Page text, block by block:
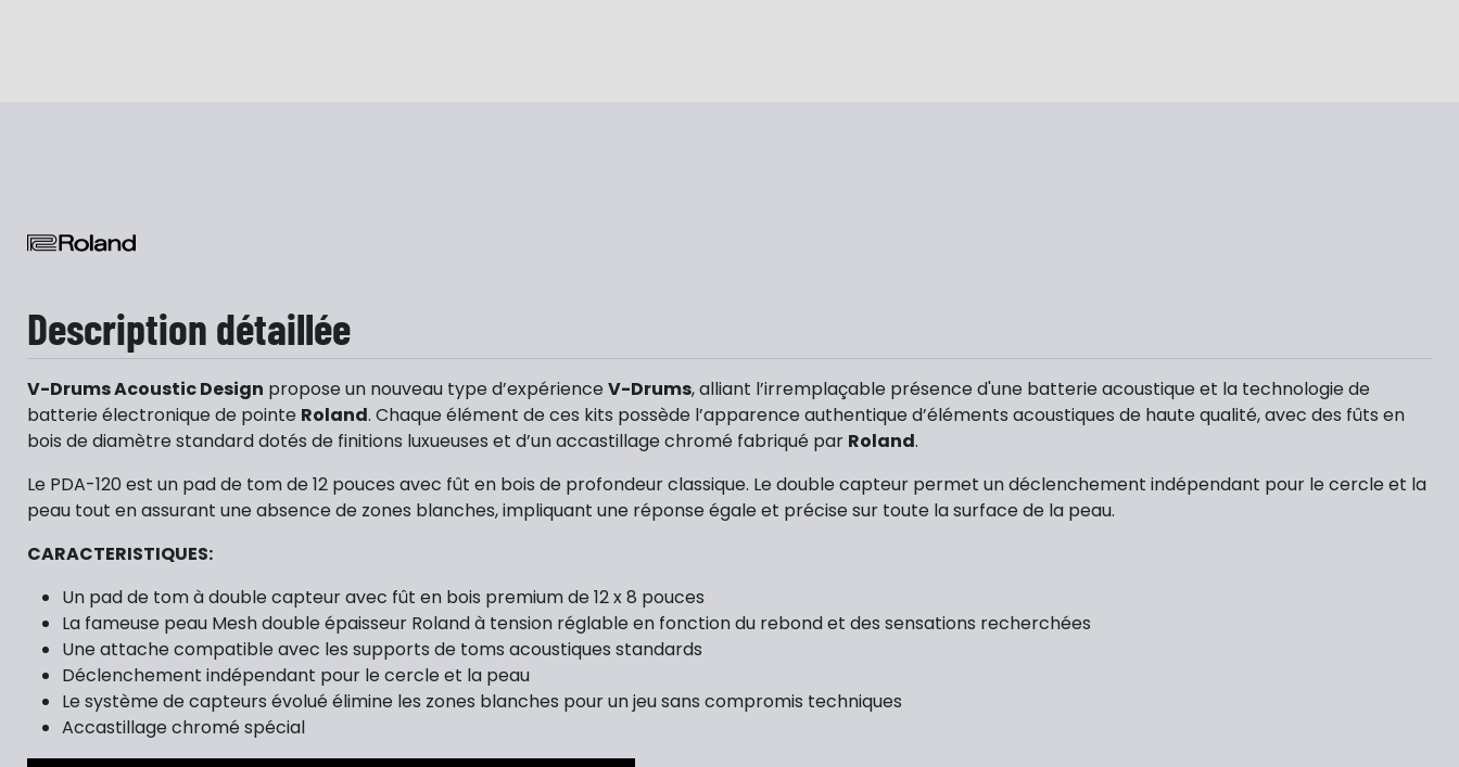
Description détaillée
V-Drums Acoustic Design propose un nouveau type d’expérience V-Drums, alliant l’irremplaçable présence d'une batterie acoustique et la technologie de
batterie électronique de pointe Roland. Chaque élément de ces kits possède l’apparence authentique d’éléments acoustiques de haute qualité, avec des fûts en
bois de diamètre standard dotés de finitions luxueuses et d’un accastillage chromé fabriqué par Roland.
Le PDA-120 est un pad de tom de 12 pouces avec fût en bois de profondeur classique. Le double capteur permet un déclenchement indépendant pour le cercle et la
peau tout en assurant une absence de zones blanches, impliquant une réponse égale et précise sur toute la surface de la peau.
CARACTERISTIQUES:
Un pad de tom à double capteur avec fût en bois premium de 12 x 8 pouces
La fameuse peau Mesh double épaisseur Roland à tension réglable en fonction du rebond et des sensations recherchées
Une attache compatible avec les supports de toms acoustiques standards
Déclenchement indépendant pour le cercle et la peau
Le système de capteurs évolué élimine les zones blanches pour un jeu sans compromis techniques
Accastillage chromé spécial